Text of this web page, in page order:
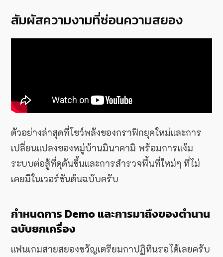
สัมผัสความงามที่ซ่อนความสยอง
ตัวอย่างล่าสุดที่โชว์พลังของกราฟิกยุคใหม่และการ
เปลี่ยนแปลงของหมู่บ้านมินาคามิ พร้อมการแง้ม
ระบบต่อสู้ที่ดุดันขึ้นและการสำรวจพื้นที่ใหม่ๆ ที่ไม่
เคยมีในเวอร์ชันต้นฉบับครับ
กำหนดการ Demo และการมาถึงของตำนาน
ฉบับยกเครื่อง
แฟนเกมสายสยองขวัญเตรียมกาปฏิทินรอได้เลยครับ